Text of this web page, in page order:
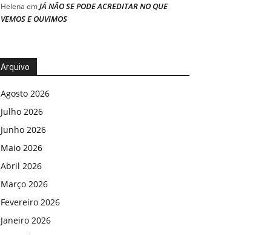
Helena emJÁ NÃO SE PODE ACREDITAR NO QUE
VEMOS E OUVIMOS
Arquivo
Agosto 2026
Julho 2026
Junho 2026
Maio 2026
Abril 2026
Março 2026
Fevereiro 2026
Janeiro 2026